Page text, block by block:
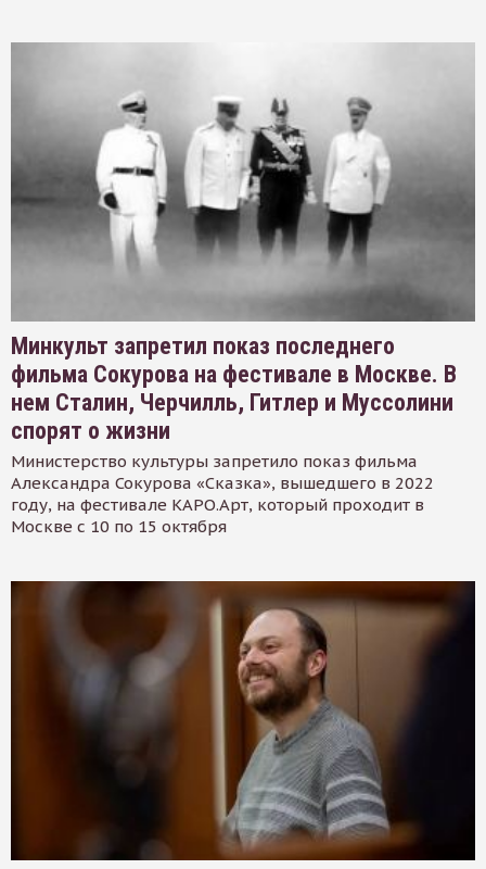
Минкульт запретил показ последнего
фильма Сокурова на фестивале в Москве. В
нем Сталин, Черчилль, Гитлер и Муссолини
спорят о жизни
Министерство культуры запретило показ фильма
Александра Сокурова «Сказка», вышедшего в 2022
году, на фестивале КАРО.Арт, который проходит в
Москве с 10 по 15 октября